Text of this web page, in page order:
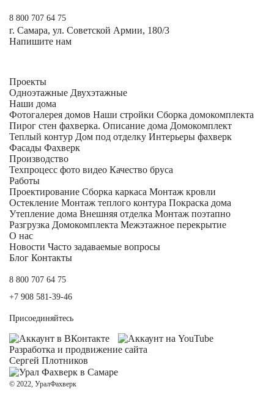
8 800 707 64 75
г. Самара, ул. Советской Армии, 180/3
Напишите нам
Проекты
Одноэтажные Двухэтажные
Наши дома
Фотогалерея домов Наши стройки Сборка домокомплекта
Пирог стен фахверка. Описание дома Домокомплект
Теплый контур Дом под отделку Интерьеры фахверк
Фасады Фахверк
Производство
Техпроцесс фото видео Качество бруса
Работы
Проектирование Сборка каркаса Монтаж кровли
Остекление Монтаж теплого контура Покраска дома
Утепление дома Внешняя отделка Монтаж поэтапно
Разгрузка Домокомплекта Межэтажное перекрытие
О нас
Новости Часто задаваемые вопросы
Блог Контакты
8 800 707 64 75
+7 908 581-39-46
Присоединяйтесь
Разработка и продвижение сайта
Сергей Плотников
© 2022, УралФахверк